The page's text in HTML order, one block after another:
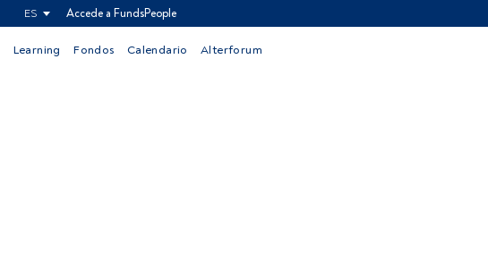
ES Accede a FundsPeople
Learning Fondos Calendario Alterforum